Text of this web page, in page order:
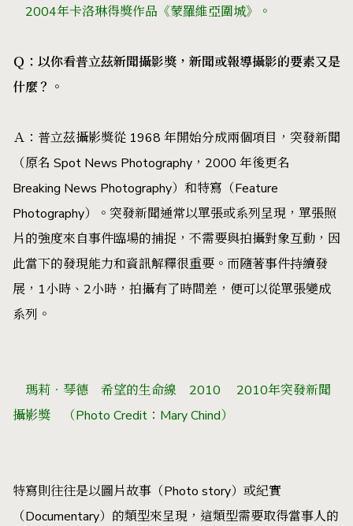
2004年卡洛琳得獎作品《蒙羅維亞圍城》。
Ｑ：以你看普立茲新聞攝影獎，新聞或報導攝影的要素又是
什麼？。
Ａ：普立茲攝影獎從 1968 年開始分成兩個項目，突發新聞
（原名 Spot News Photography ，2000 年後更名
Breaking News Photography）和特寫（Feature
Photography）。突發新聞通常以單張或系列呈現，單張照
片的強度來自事件臨場的捕捉，不需要與拍攝對象互動，因
此當下的發現能力和資訊解釋很重要。而隨著事件持續發
展，1小時、2小時，拍攝有了時間差，便可以從單張變成
系列。
瑪莉‧琴德 希望的生命線 2010 2010年突發新聞
攝影獎 （Photo Credit：Mary Chind）
特寫則往往是以圖片故事（Photo story）或紀實
（Documentary）的類型來呈現，這類型需要取得當事人的